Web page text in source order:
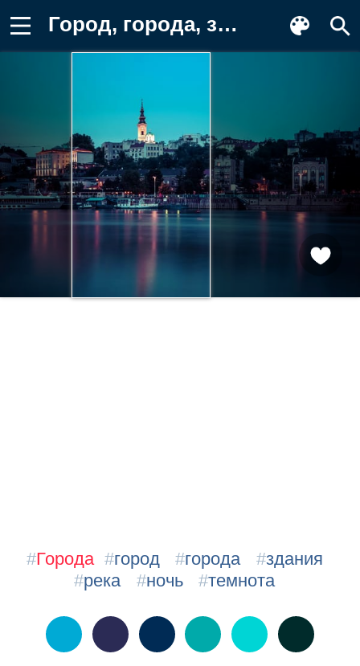
Город, города, здания, река, ночь Картинка для телефона
#Города #город #города #здания
#река #ночь #темнота